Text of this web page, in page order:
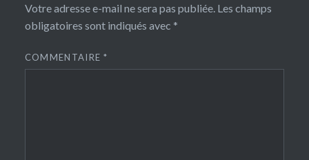
Votre adresse e-mail ne sera pas publiée. Les champs
obligatoires sont indiqués avec *
COMMENTAIRE*